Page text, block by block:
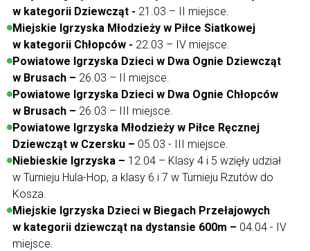
w kategorii Dziewcząt - 21.03 – II miejsce.
Miejskie Igrzyska Młodzieży w Piłce Siatkowej
w kategorii Chłopców - 22.03 – IV miejsce.
Powiatowe Igrzyska Dzieci w Dwa Ognie Dziewcząt
w Brusach – 26.03 – II miejsce.
Powiatowe Igrzyska Dzieci w Dwa Ognie Chłopców
w Brusach – 26.03 – III miejsce.
Powiatowe Igrzyska Młodzieży w Piłce Ręcznej
Dziewcząt w Czersku – 05.03 - III miejsce.
Niebieskie Igrzyska – 12.04 – Klasy 4 i 5 wzięły udział
w Turnieju Hula-Hop, a klasy 6 i 7 w Turnieju Rzutów do
Kosza.
Miejskie Igrzyska Dzieci w Biegach Przełajowych
w kategorii dziewcząt na dystansie 600m – 04.04 - IV
miejsce.